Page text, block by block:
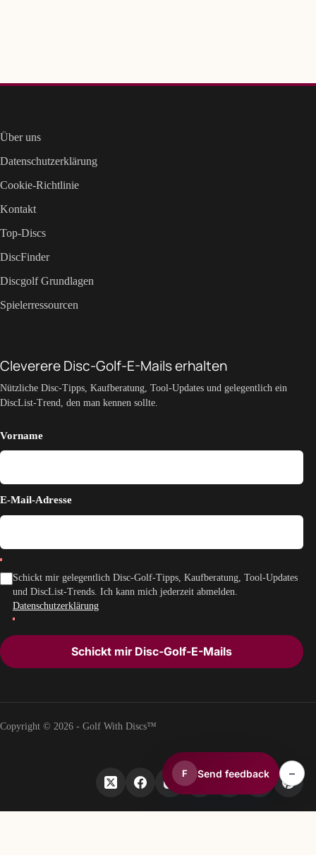
Über uns
Datenschutzerklärung
Cookie-Richtlinie
Kontakt
Top-Discs
DiscFinder
Discgolf Grundlagen
Spielerressourcen
Cleverere Disc-Golf-E-Mails erhalten
Nützliche Disc-Tipps, Kaufberatung, Tool-Updates und gelegentlich ein
DiscList-Trend, den man kennen sollte.
Vorname
E-Mail-Adresse
Schickt mir gelegentlich Disc-Golf-Tipps, Kaufberatung, Tool-Updates
und DiscList-Trends. Ich kann mich jederzeit abmelden.
Datenschutzerklärung
Schickt mir Disc-Golf-E-Mails
Copyright © 2026 - Golf With Discs™
F Send feedback –